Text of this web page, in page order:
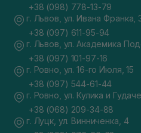
+38 (098) 778-13-79
г. Львов, ул. Ивана Франка,
+38 (097) 611-95-94
г. Львов, ул. Академика
+38 (097) 101-97-16
г. Ровно, ул. 16-го Июля, 15
+38 (097) 544-61-44
г. Ровно, ул. Кулика и
+38 (068) 209-34-88
г. Луцк, ул. Винниченка, 4